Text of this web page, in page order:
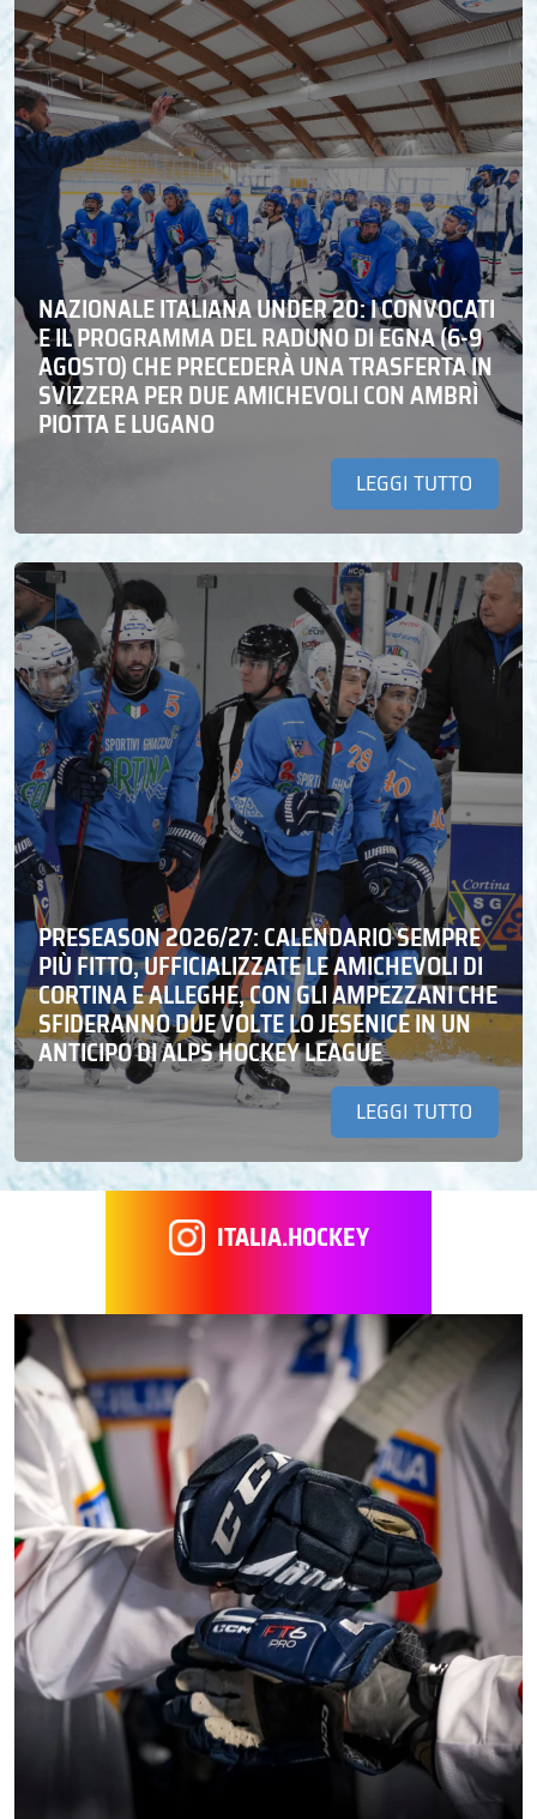
NAZIONALE ITALIANA UNDER 20: I CONVOCATI
E IL PROGRAMMA DEL RADUNO DI EGNA (6-9
AGOSTO) CHE PRECEDERÀ UNA TRASFERTA IN
SVIZZERA PER DUE AMICHEVOLI CON AMBRÌ
PIOTTA E LUGANO
LEGGI TUTTO
PRESEASON 2026/27: CALENDARIO SEMPRE
PIÙ FITTO, UFFICIALIZZATE LE AMICHEVOLI DI
CORTINA E ALLEGHE, CON GLI AMPEZZANI CHE
SFIDERANNO DUE VOLTE LO JESENICE IN UN
ANTICIPO DI ALPS HOCKEY LEAGUE
LEGGI TUTTO
ITALIA.HOCKEY